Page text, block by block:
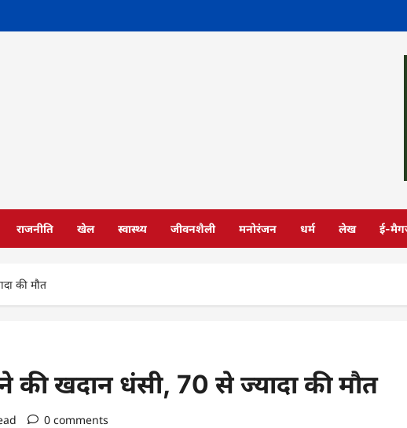
राजनीति खेल स्वास्थ्य जीवनशैली मनोरंजन धर्म लेख ई-
की मौत
की खदान धंसी, 70 से ज्यादा की मौत
0 comments